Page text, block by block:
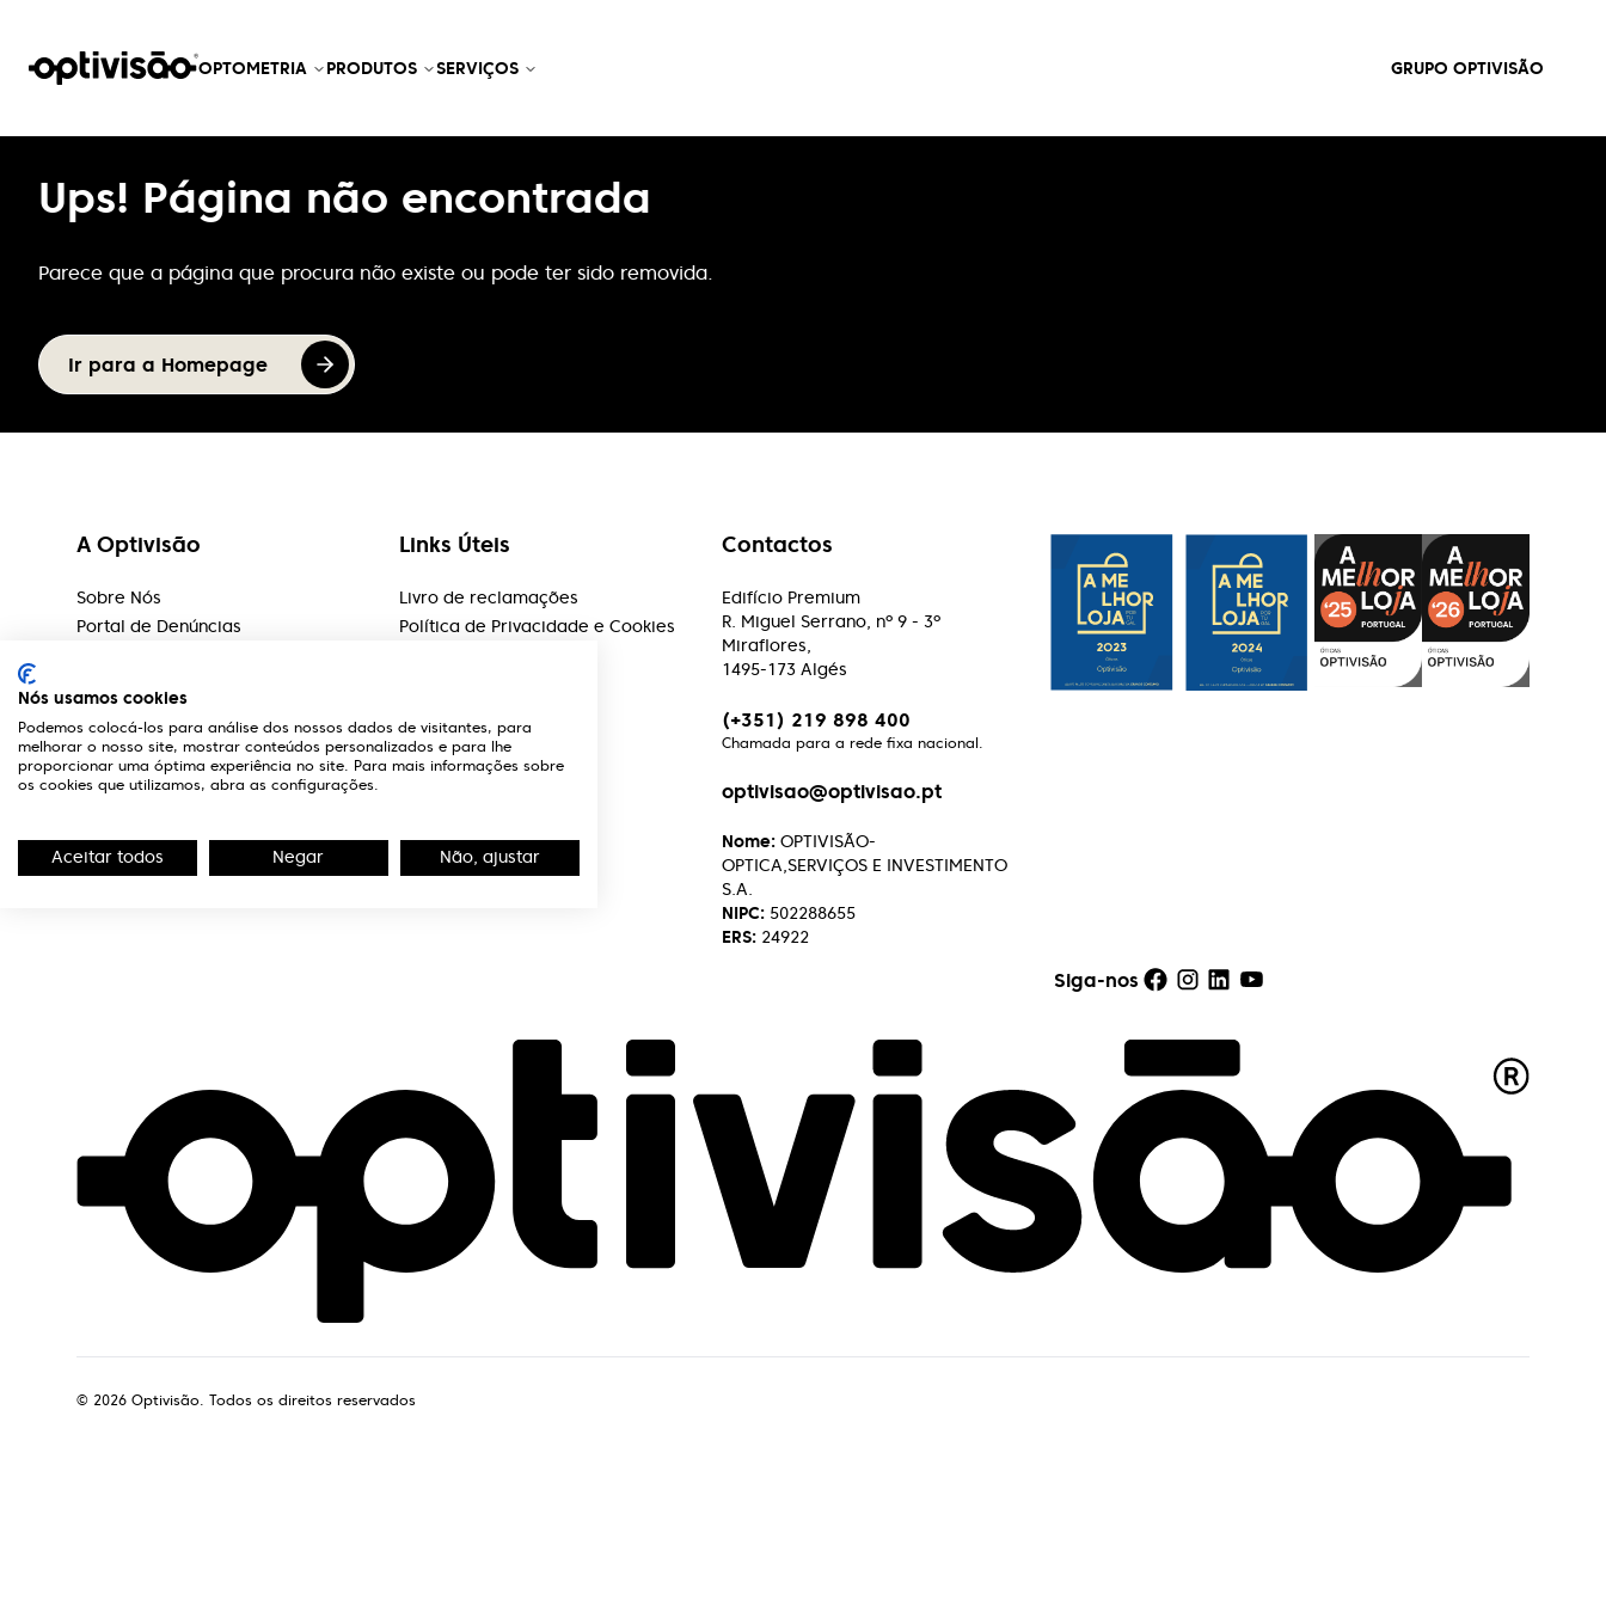
OPTOMETRIA PRODUTOS SERVIÇOS GRUPO OPTIVISÃO
Ups! Página não encontrada
Parece que a página que procura não existe ou pode ter sido removida.
Ir para a Homepage
A Optivisão
Sobre Nós
Portal de Denúncias
Marcas
Marcação de Exames
Teste Visão
Links Úteis
Livro de reclamações
Política de Privacidade e Cookies
Contactos
Edifício Premium
R. Miguel Serrano, nº 9 - 3º
Miraflores,
1495-173 Algés
(+351) 219 898 400
Chamada para a rede fixa nacional.
optivisao@optivisao.pt
Nome: OPTIVISÃO-
OPTICA,SERVIÇOS E INVESTIMENTO
S.A.
NIPC: 502288655
ERS: 24922
Siga-nos
© 2026 Optivisão. Todos os direitos reservados
Nós usamos cookies
Podemos colocá-los para análise dos nossos dados de visitantes, para
melhorar o nosso site, mostrar conteúdos personalizados e para lhe
proporcionar uma óptima experiência no site. Para mais informações sobre
os cookies que utilizamos, abra as configurações.
Aceitar todos Negar Não, ajustar